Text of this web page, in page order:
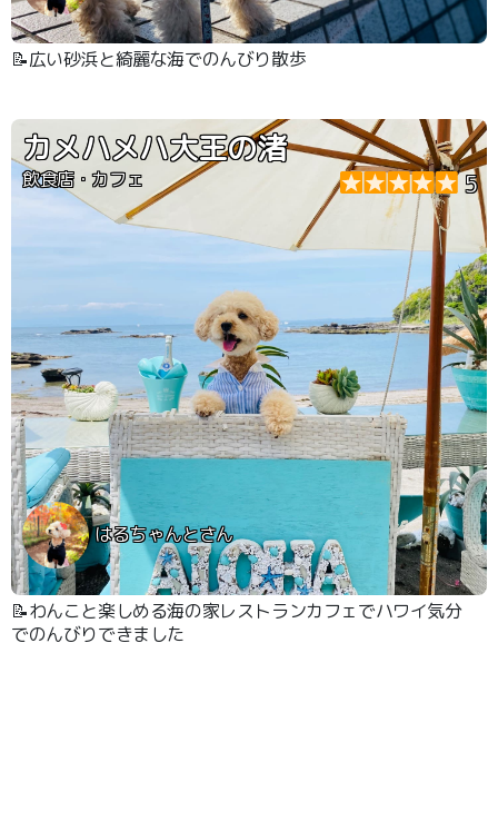
📝広い砂浜と綺麗な海でのんびり散歩
カメハメハ大王の渚
飲食店・カフェ 5
はるちゃんとさん
📝わんこと楽しめる海の家レストランカフェでハワイ気分
でのんびりできました